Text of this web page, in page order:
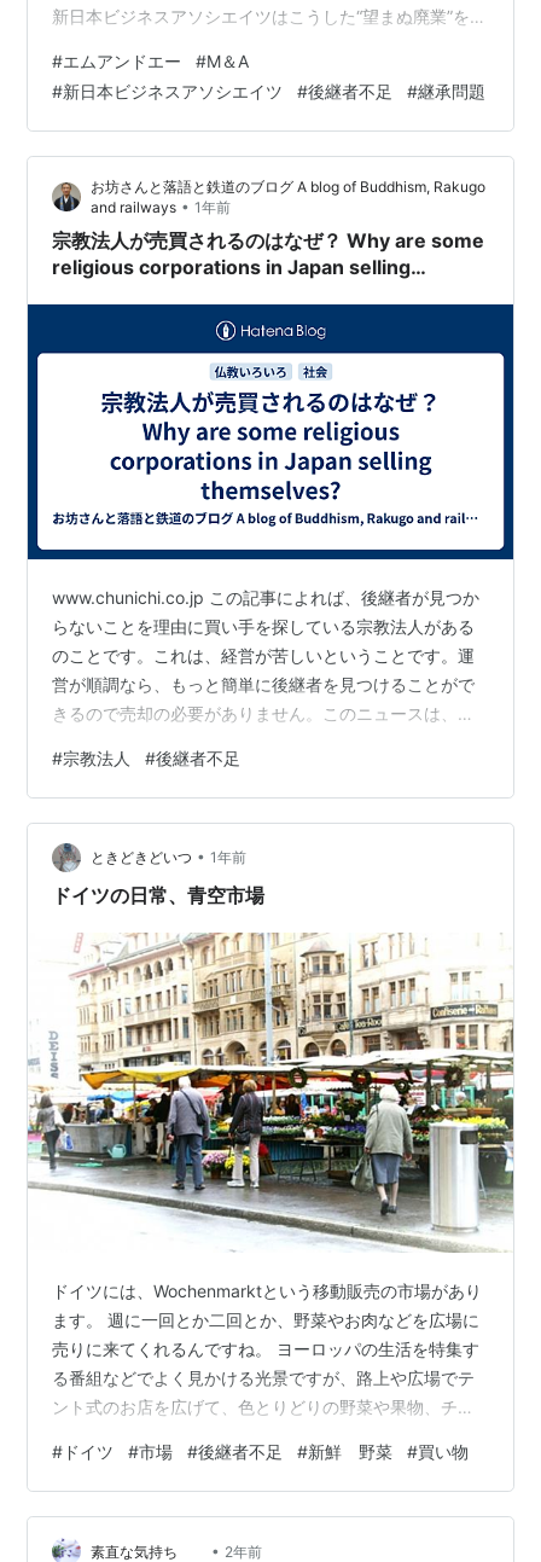
新日本ビジネスアソシエイツはこうした“望まぬ廃業”を防
可能性を未来へ承継することを使命に掲げるM&A支援会
社です。戦略策定からPMI（統合）まで一貫して寄り添う
体制を整え、譲渡側・譲受側双方の持続的成長を後押し
します。 新日本ビジネスアソシエイツとは 会社概要 そ
もそもM＆Aとは何か いまM&Aが必要とされる…
#エムアンドエー #M＆A
#新日本ビジネスアソシエイツ #後継者不足 #継承問題
お坊さんと落語と鉄道のブログ A blog of Buddhism, Rakugo
and railways • 1年前
宗教法人が売買されるのはなぜ？ Why are some
religious corporations in Japan selling
www.chunichi.co.jp この記事によれば、後継者が見つか
らないことを理由に買い手を探している宗教法人がある
のことです。これは、経営が苦しいということです。運
営が順調なら、もっと簡単に後継者を見つけることがで
きるので売却の必要がありません。このニュースは、日
article, some religious corporations in Japan are selling
themselves due to the lack of successors. This means
that they face dif…
#宗教法人 #後継者不足
ときどきどいつ • 1年前
ドイツの日常、青空市場
ドイツには、Wochenmarktという移動販売の市場があり
ます。 週に一回とか二回とか、野菜やお肉などを広場に
売りに来てくれるんですね。 ヨーロッパの生活を特集す
る番組などでよく見かける光景ですが、路上や広場でテ
ント式のお店を広げて、色とりどりの野菜や果物、チー
近くにスーパーがあるとは限らない、コンビニのような
便利なお店があちこちにあるわけではありません。 それ
に、新鮮であるとも限りません。 新鮮で旬のものがな
ど、週に一回でも家の近くまで売りに来てくれるお店が
# ドイツ #市場 #後継者不足 #新鮮 野菜 #買い物
素直な気持ち • 2年前